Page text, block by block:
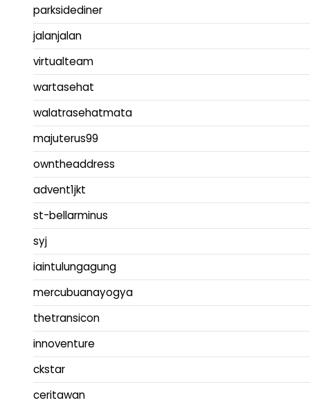
parksidediner
jalanjalan
virtualteam
wartasehat
walatrasehatmata
majuterus99
owntheaddress
advent1jkt
st-bellarminus
syj
iaintulungagung
mercubuanayogya
thetransicon
innoventure
ckstar
ceritawan